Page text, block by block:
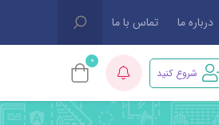
درباره ما تماس با ما
شروع کنید
0